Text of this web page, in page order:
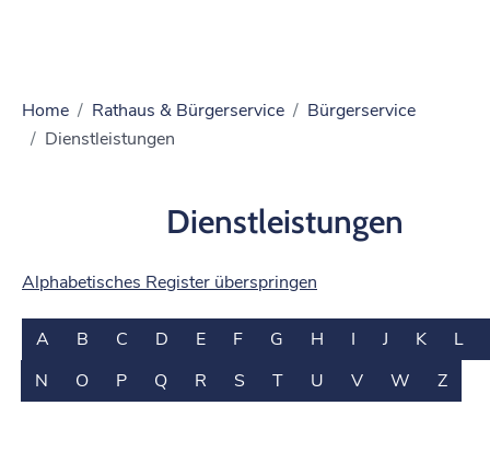
Home Rathaus & Bürgerservice
Bürgerservice
Dienstleistungen
Dienstleistungen
Alphabetisches Register überspringen
A B C D E F G H I J K
L
N
O P Q R S T U V W Z